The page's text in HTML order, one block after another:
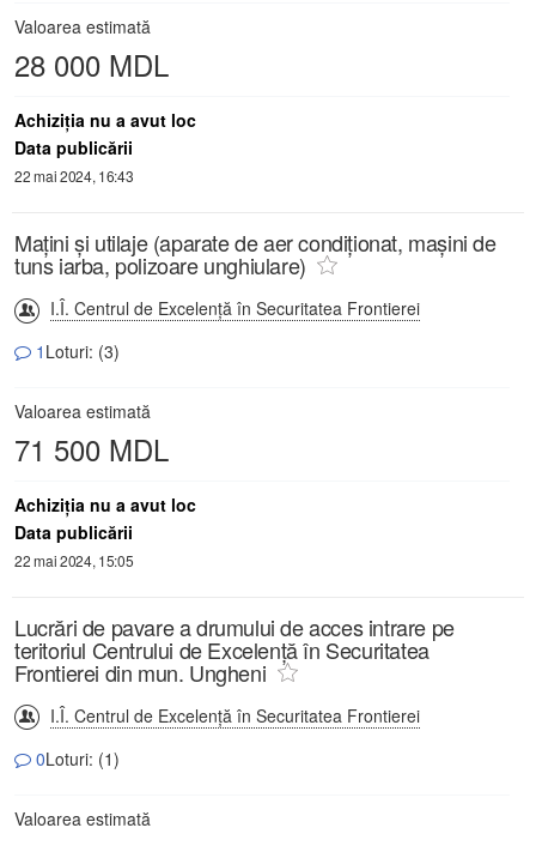
Valoarea estimată
28 000 MDL
Achiziţia nu a avut loc
Data publicării
22 mai 2024, 16:43
Mațini și utilaje (aparate de aer condiționat, mașini de
tuns iarba, polizoare unghiulare)
I.Î. Centrul de Excelență în Securitatea Frontierei
1 Loturi: (3)
Valoarea estimată
71 500 MDL
Achiziţia nu a avut loc
Data publicării
22 mai 2024, 15:05
Lucrări de pavare a drumului de acces intrare pe
teritoriul Centrului de Excelență în Securitatea
Frontierei din mun. Ungheni
I.Î. Centrul de Excelență în Securitatea Frontierei
0Loturi: (1)
Valoarea estimată